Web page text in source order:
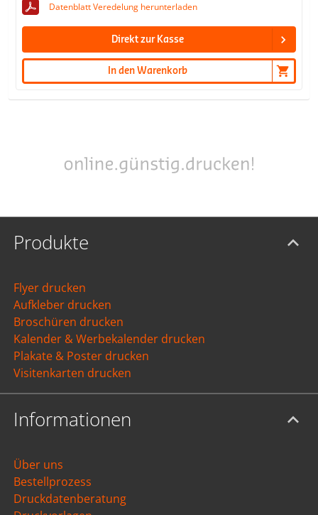
Datenblatt Veredelung herunterladen
Direkt zur Kasse
In den Warenkorb
Produkte
Flyer drucken
Aufkleber drucken
Broschüren drucken
Kalender & Werbekalender drucken
Plakate & Poster drucken
Visitenkarten drucken
Informationen
Über uns
Bestellprozess
Druckdatenberatung